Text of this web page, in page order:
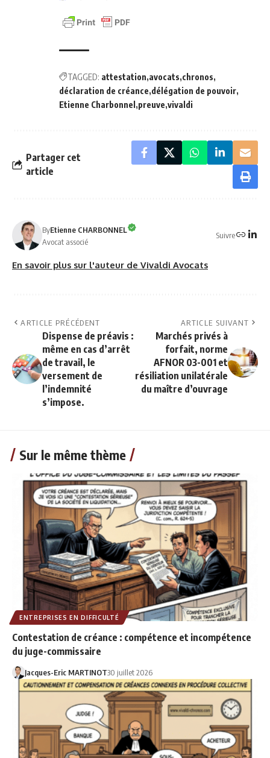
TAGGED: attestation avocats chronos
déclaration de créance délégation de pouvoir
Etienne Charbonnel preuve vivaldi
Partager cet
article
ByEtienne CHARBONNEL
Avocat associé
Suivre
En savoir plus sur l'auteur de Vivaldi Avocats
ARTICLE PRÉCÉDENT
Dispense de préavis :
même en cas d’arrêt
de travail, le
versement de
l’indemnité
s’impose.
ARTICLE SUIVANT
Marchés privés à
forfait, norme
AFNOR 03-001 et
résiliation unilatérale
du maître d’ouvrage
Sur le même thème
ENTREPRISES EN DIFFICULTÉ
Contestation de créance : compétence et incompétence
du juge-commissaire
Jacques-Eric MARTINOT30 juillet 2026